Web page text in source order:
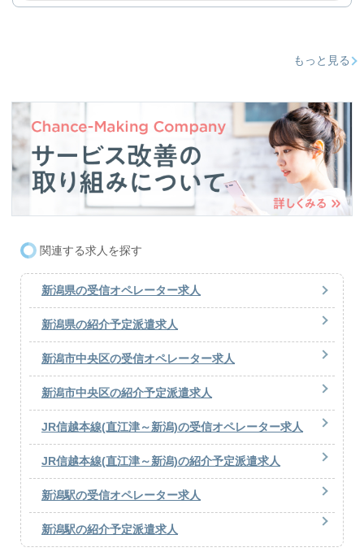
もっと見る
関連する求人を探す
新潟県の受信オペレーター求人
新潟県の紹介予定派遣求人
新潟市中央区の受信オペレーター求人
新潟市中央区の紹介予定派遣求人
JR信越本線(直江津～新潟)の受信オペレーター求人
JR信越本線(直江津～新潟)の紹介予定派遣求人
新潟駅の受信オペレーター求人
新潟駅の紹介予定派遣求人